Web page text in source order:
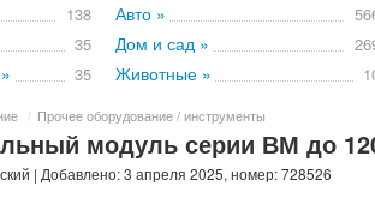
138 Авто »
35 Дом и сад »
35 Животные »
/ Прочее оборудование / инструменты
модуль серии ВМ до
| Добавлено: 3 апреля 2025, номер: 728526